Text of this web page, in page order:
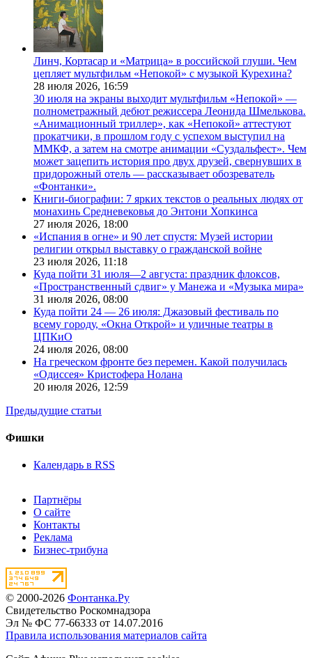
Линч, Кортасар и «Матрица» в российской глуши. Чем
цепляет мультфильм «Непокой» с музыкой Курехина?
28 июля 2026, 16:59
30 июля на экраны выходит мультфильм «Непокой» —
полнометражный дебют режиссера Леонида Шмелькова.
«Анимационный триллер», как «Непокой» аттестуют
прокатчики, в прошлом году с успехом выступил на
ММКФ, а затем на смотре анимации «Суздальфест». Чем
может зацепить история про двух друзей, свернувших в
придорожный отель — рассказывает обозреватель
«Фонтанки».
Книги-биографии: 7 ярких текстов о реальных людях от
монахинь Средневековья до Энтони Хопкинса
27 июля 2026, 18:00
«Испания в огне» и 90 лет спустя: Музей истории
религии открыл выставку о гражданской войне
23 июля 2026, 11:18
Куда пойти 31 июля—2 августа: праздник флоксов,
«Пространственный сдвиг» у Манежа и «Музыка мира»
31 июля 2026, 08:00
Куда пойти 24 — 26 июля: Джазовый фестиваль по
всему городу, «Окна Открой» и уличные театры в
ЦПКиО
24 июля 2026, 08:00
На греческом фронте без перемен. Какой получилась
«Одиссея» Кристофера Нолана
20 июля 2026, 12:59
Предыдущие статьи
Фишки
Календарь в RSS
Партнёры
О сайте
Контакты
Реклама
Бизнес-трибуна
© 2000-2026 Фонтанка.Ру
Свидетельство Роскомнадзора
Эл № ФС 77-66333 от 14.07.2016
Правила использования материалов сайта